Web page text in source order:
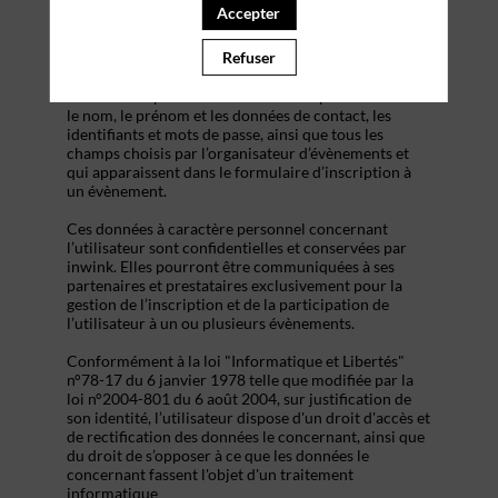
évènement, et de consulter les informations relatives
à l’organisation pratique et logistique d’un
le nom, le prénom et les données de contact, les
identifiants et mots de passe, ainsi que tous les
champs choisis par l’organisateur d’évènements et
qui apparaissent dans le formulaire d’inscription à
un évènement.
Ces données à caractère personnel concernant
l’utilisateur sont confidentielles et conservées par
inwink. Elles pourront être communiquées à ses
partenaires et prestataires exclusivement pour la
gestion de l’inscription et de la participation de
l’utilisateur à un ou plusieurs évènements.
Conformément à la loi "Informatique et Libertés"
n°78-17 du 6 janvier 1978 telle que modifiée par la
loi n°2004-801 du 6 août 2004, sur justification de
son identité, l’utilisateur dispose d'un droit d'accès et
de rectification des données le concernant, ainsi que
du droit de s’opposer à ce que les données le
concernant fassent l'objet d'un traitement
informatique
Accepter
Refuser